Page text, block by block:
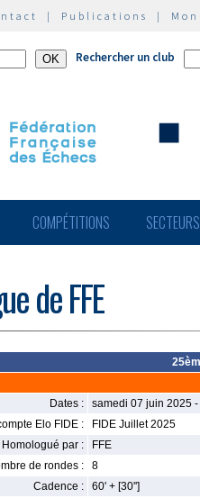
| Publications |
Rechercher un club
COMPÉTITIONS SECTEURS
de FFE
Dates :
samedi 07 juin 2025
Elo FIDE :
FIDE Juillet 2025
Homologué par :
FFE
de rondes :
8
Cadence :
60' + [30'']